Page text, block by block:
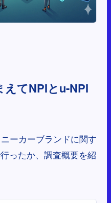
てNPIとu-NPI
ーカーブランドに関す
ったか、調査概要を紹